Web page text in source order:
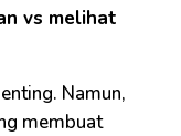
vs melihat
Namun,
membuat